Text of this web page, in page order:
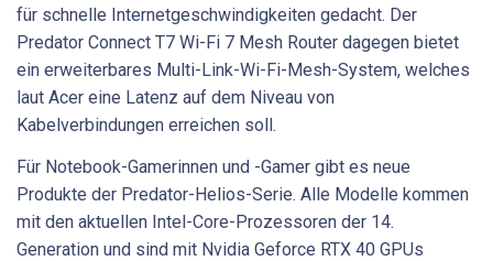
für schnelle Internetgeschwindigkeiten gedacht. Der
Predator Connect T7 Wi-Fi 7 Mesh Router dagegen bietet
ein erweiterbares Multi-Link-Wi-Fi-Mesh-System, welches
laut Acer eine Latenz auf dem Niveau von
Kabelverbindungen erreichen soll.
Für Notebook-Gamerinnen und -Gamer gibt es neue
Produkte der Predator-Helios-Serie. Alle Modelle kommen
mit den aktuellen Intel-Core-Prozessoren der 14.
Generation und sind mit Nvidia Geforce RTX 40 GPUs